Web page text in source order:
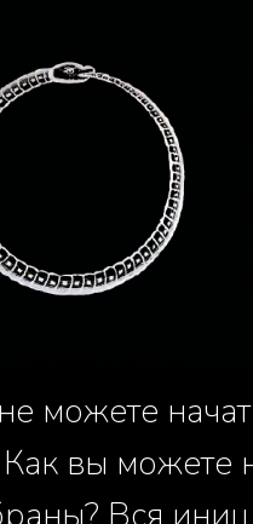
можете
вы можете